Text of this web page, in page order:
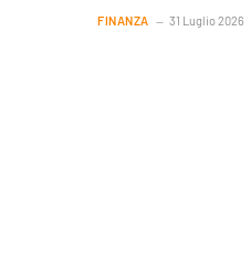
FINANZA 31 Luglio 2026